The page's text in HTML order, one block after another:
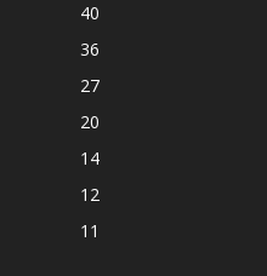
40
36
27
20
14
12
11